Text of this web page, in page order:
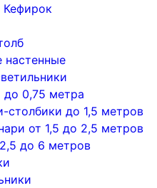
Кефирок
настенные
0,75 метра
столбики до 1,5 метров
от 1,5 до 2,5 метров
до 6 метров